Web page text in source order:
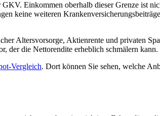
Einkommen oberhalb dieser Grenze ist
keine weiteren
Altersvorsorge, Aktienrente und privaten
der die Nettorendite erheblich schmälern kann.
Vergleich. Dort können Sie sehen, welche